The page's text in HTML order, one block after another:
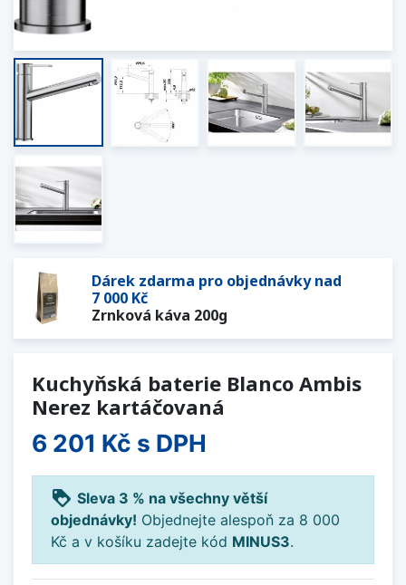
Dárek zdarma pro objednávky nad
7 000 Kč
Zrnková káva 200g
Kuchyňská baterie Blanco Ambis
Nerez kartáčovaná
6 201 Kč s DPH
loyalty Sleva 3 % na všechny větší
objednávky! Objednejte alespoň za 8 000
Kč a v košíku zadejte kód MINUS3.